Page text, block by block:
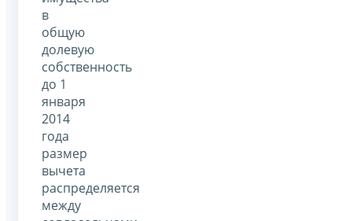
в
общую
долевую
собственность
до 1
января
2014
года
размер
вычета
распределяется
между